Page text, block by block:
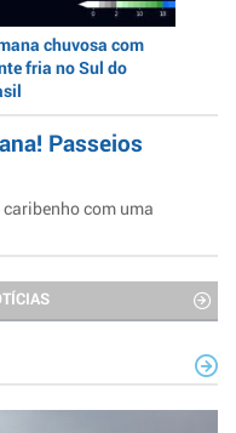
chuvosa com
fria no Sul do
Passeios
com uma